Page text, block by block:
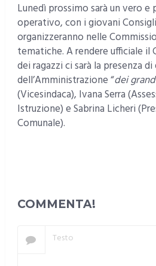
Lunedì prossimo sarà un vero
operativo, con i giovani
organizzeranno nelle
tematiche. A rendere ufficiale il
dei ragazzi ci sarà la presenza
dell’Amministrazione “dei
(Vicesindaca), Ivana Serra
Istruzione) e Sabrina Licheri
Comunale).
COMMENTA!